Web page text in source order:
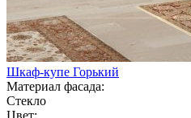
Шкаф-купе Горький
Материал фасада:
Стекло
Цвет: